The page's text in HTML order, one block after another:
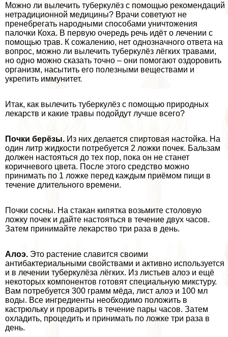
Можно ли вылечить туберкулёз с помощью рекомендаций
нетрадиционной медицины? Врачи советуют не
пренебрегать народными способами уничтожения
палочки Коха. В первую очередь речь идёт о лечении с
помощью трав. К сожалению, нет однозначного ответа на
вопрос, можно ли вылечить туберкулёз лёгких травами,
но одно можно сказать точно – они помогают оздоровить
организм, насытить его полезными веществами и
укрепить иммунитет.
Итак, как вылечить туберкулёз с помощью природных
лекарств и какие травы подойдут лучше всего?
Почки берёзы. Из них делается спиртовая настойка. На
один литр жидкости потребуется 2 ложки почек. Бальзам
должен настояться до тех пор, пока он не станет
коричневого цвета. После этого средство можно
принимать по 1 ложке перед каждым приёмом пищи в
течение длительного времени.
Почки сосны. На стакан кипятка возьмите столовую
ложку почек и дайте настояться в течение двух часов.
Затем принимайте лекарство три раза в день.
Алоэ. Это растение славится своими
антибактериальными свойствами и активно используется
и в лечении туберкулёза лёгких. Из листьев алоэ и ещё
некоторых компонентов готовят специальную микстуру.
Вам потребуется 300 грамм мёда, лист алоэ и 100 мл
воды. Все ингредиенты необходимо положить в
кастрюльку и проварить в течение пары часов. Затем
охладить, процедить и принимать по ложке три раза в
день.